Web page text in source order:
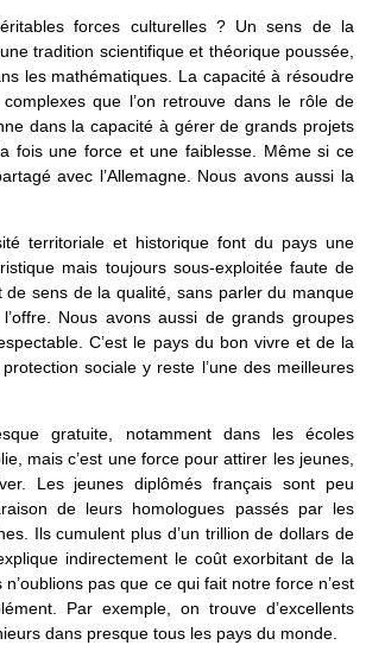
forces culturelles ? Un sens de la
tradition scientifique et théorique poussée,
les mathématiques. La capacité à résoudre
que l’on retrouve dans le rôle de
dans la capacité à gérer de grands projets
fois une force et une faiblesse. Même si ce
avec l’Allemagne. Nous avons aussi la
territoriale et historique font du pays une
mais toujours sous-exploitée faute de
de sens de la qualité, sans parler du manque
Nous avons aussi de grands groupes
C’est le pays du bon vivre et de la
sociale y reste l’une des meilleures
gratuite, notamment dans les écoles
mais c’est une force pour attirer les jeunes,
Les jeunes diplômés français sont peu
de leurs homologues passés par les
Ils cumulent plus d’un trillion de dollars de
indirectement le coût exorbitant de la
pas que ce qui fait notre force n’est
Par exemple, on trouve d’excellents
dans presque tous les pays du monde.